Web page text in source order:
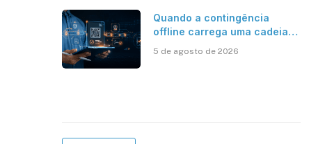
Quando a contingência
offline carrega uma cadeia
5 de agosto de 2026